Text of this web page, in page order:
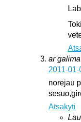
ar
2011-
norejau
Atsakyti